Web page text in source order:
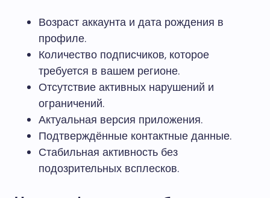
Возраст аккаунта и дата рождения в
профиле.
Количество подписчиков, которое
требуется в вашем регионе.
Отсутствие активных нарушений и
ограничений.
Актуальная версия приложения.
Подтверждённые контактные данные.
Стабильная активность без
подозрительных всплесков.